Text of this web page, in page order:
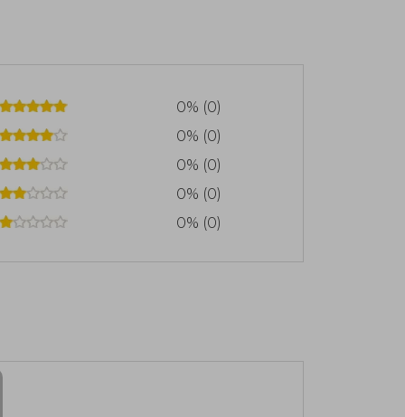
Austriaco de Literatura Europea
0% (0)
0% (0)
0% (0)
0% (0)
0% (0)